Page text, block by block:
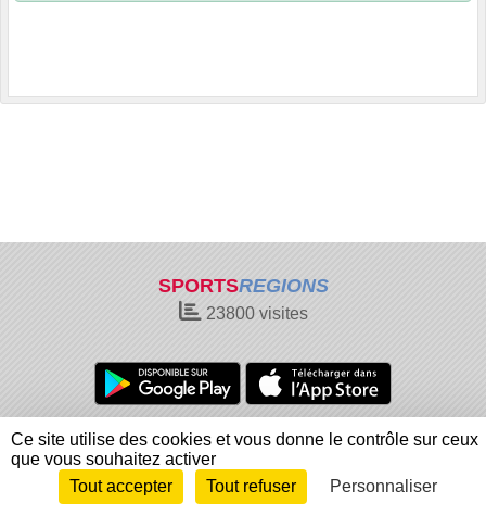
SPORTSREGIONS
23800visites
Charte cookies
Gestion des cookies
Informations légales
Signaler un contenu inapproprié
Envie de participer ?
Connexion
Ce site utilise des cookies et vous donne le contrôle sur ceux
que vous souhaitez activer
Tout accepter
Tout refuser Personnaliser